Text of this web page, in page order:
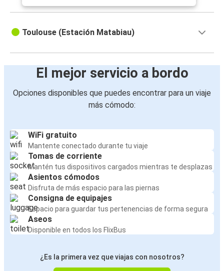
Toulouse (Estación Matabiau)
El mejor servicio a bordo
Opciones disponibles que puedes encontrar para un viaje
más cómodo:
WiFi gratuito
Mantente conectado durante tu viaje
Tomas de corriente
Mantén tus dispositivos cargados mientras te desplazas
Asientos cómodos
Disfruta de más espacio para las piernas
Consigna de equipajes
Espacio para guardar tus pertenencias de forma segura
Aseos
Disponible en todos los FlixBus
¿Es la primera vez que viajas con nosotros?